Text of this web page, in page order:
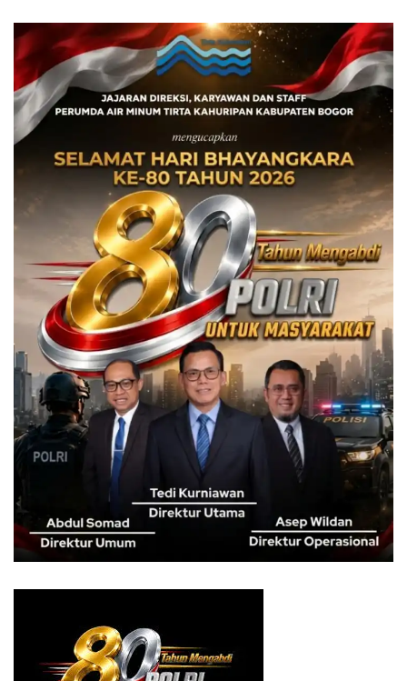
“Saya asli orang Kedung Halang, Bogor Utara. Tetangga
ibu bapak semua. Jika kelak terpilih, pintu rumah saya
terbuka untuk masyarakat dalam menyampaikan aspirasi,”
kata Teh Zakiyah, di hadapan ratusan warga, Kamis
(8/2/2024).
Teh Zakiyah juga tak lupa mengajak warga untuk
menyalurkan suaranya di TPS setempat, pada 14 Februari
2024.
“Ingat kertas suara warna hijau, partainya PAN nomor 12
coblosnya nomor 2 Zakiyatul Fikriyah Al Aslamiyah SPd
MSi ya ibu bapak,” tandasnya.
Sementara itu, Dedie A Rachim menyampaikan
apresiasinya kepada warga Ciburial. Ia meminta warga
untuk mendukung Teh Zakiyah karena bibit, bobotnya yang
sangat jelas.
“Tanggal 14 Februari nanti jangan lupa ke TPS, jangan
kesiangan karena hanya sampai jam 12 siang,” kata Calon
Walikota Bogor dari PAN itu. (*)
Tags: Bogor Utara ciburial dedie a rachim